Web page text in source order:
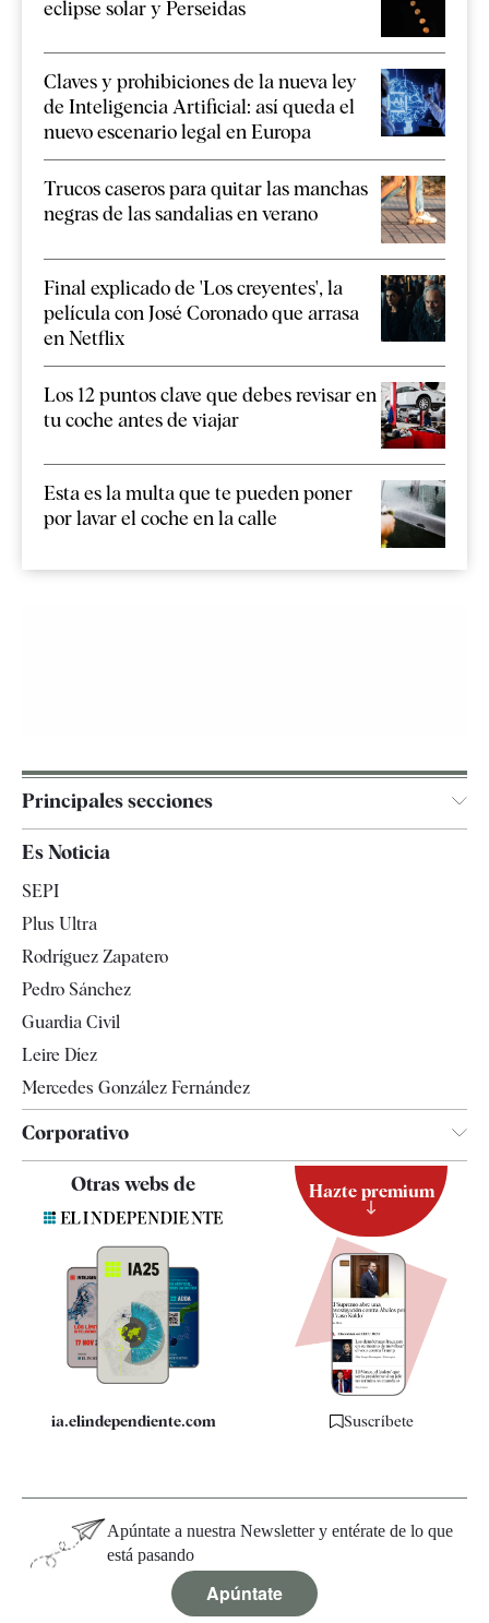
eclipse solar y Perseidas
Claves y prohibiciones de la nueva ley
de Inteligencia Artificial: así queda el
nuevo escenario legal en Europa
Trucos caseros para quitar las manchas
negras de las sandalias en verano
Final explicado de 'Los creyentes', la
película con José Coronado que arrasa
en Netflix
Los 12 puntos clave que debes revisar en
tu coche antes de viajar
Esta es la multa que te pueden poner
por lavar el coche en la calle
Principales secciones
España
Televisión
Es Noticia
SEPI
Plus Ultra
Rodríguez Zapatero
Pedro Sánchez
Guardia Civil
Leire Díez
Mercedes González Fernández
Corporativo
Contacto
Quiénes somos
Especificaciones
Otras webs de
ia.elindependiente.com
Hazte premium
Suscríbete
Apúntate a nuestra Newsletter y entérate de lo que
está pasando
Apúntate